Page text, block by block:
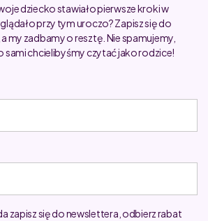
dziecko stawiało pierwsze kroki w
przy tym uroczo? Zapisz się do
my zadbamy o resztę. Nie spamujemy,
sami chcielibyśmy czytać jako rodzice!
zapisz się do newslettera, odbierz rabat